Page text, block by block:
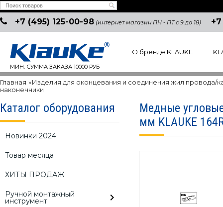
+7 (495) 125-00-98 (интернет магазин ПН - ПТ с 9 до 18)
МИН. СУММА ЗАКАЗА 10000 РУБ
О бренде KLAUKE
Каталог оборудования
Новинки 2024
Товар месяца
ХИТЫ ПРОДАЖ
Ручной монтажный
инструмент
Главная »Изделия для оконцевания и соединения жил провода/
наконечники
Медные
мм KLAUKE